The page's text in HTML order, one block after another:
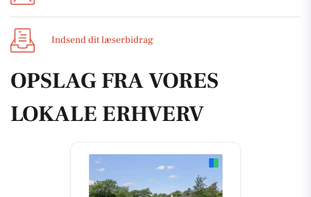
Indsend dit læserbidrag
OPSLAG FRA VORES
LOKALE ERHVERV